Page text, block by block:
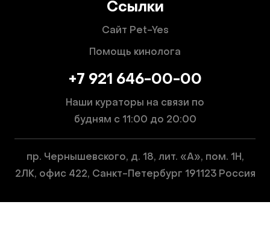
Ссылки
Сайт Pet-Yes
Помощь кинолога
+7 921 646-00-00
Наши кураторы на связи по
будням с 11:00 до 20:00
пр. Чернышевского, д. 18, лит. «А», пом. 1Н,
2ЛК, офис 422, Санкт-Петербург 191123 Россия